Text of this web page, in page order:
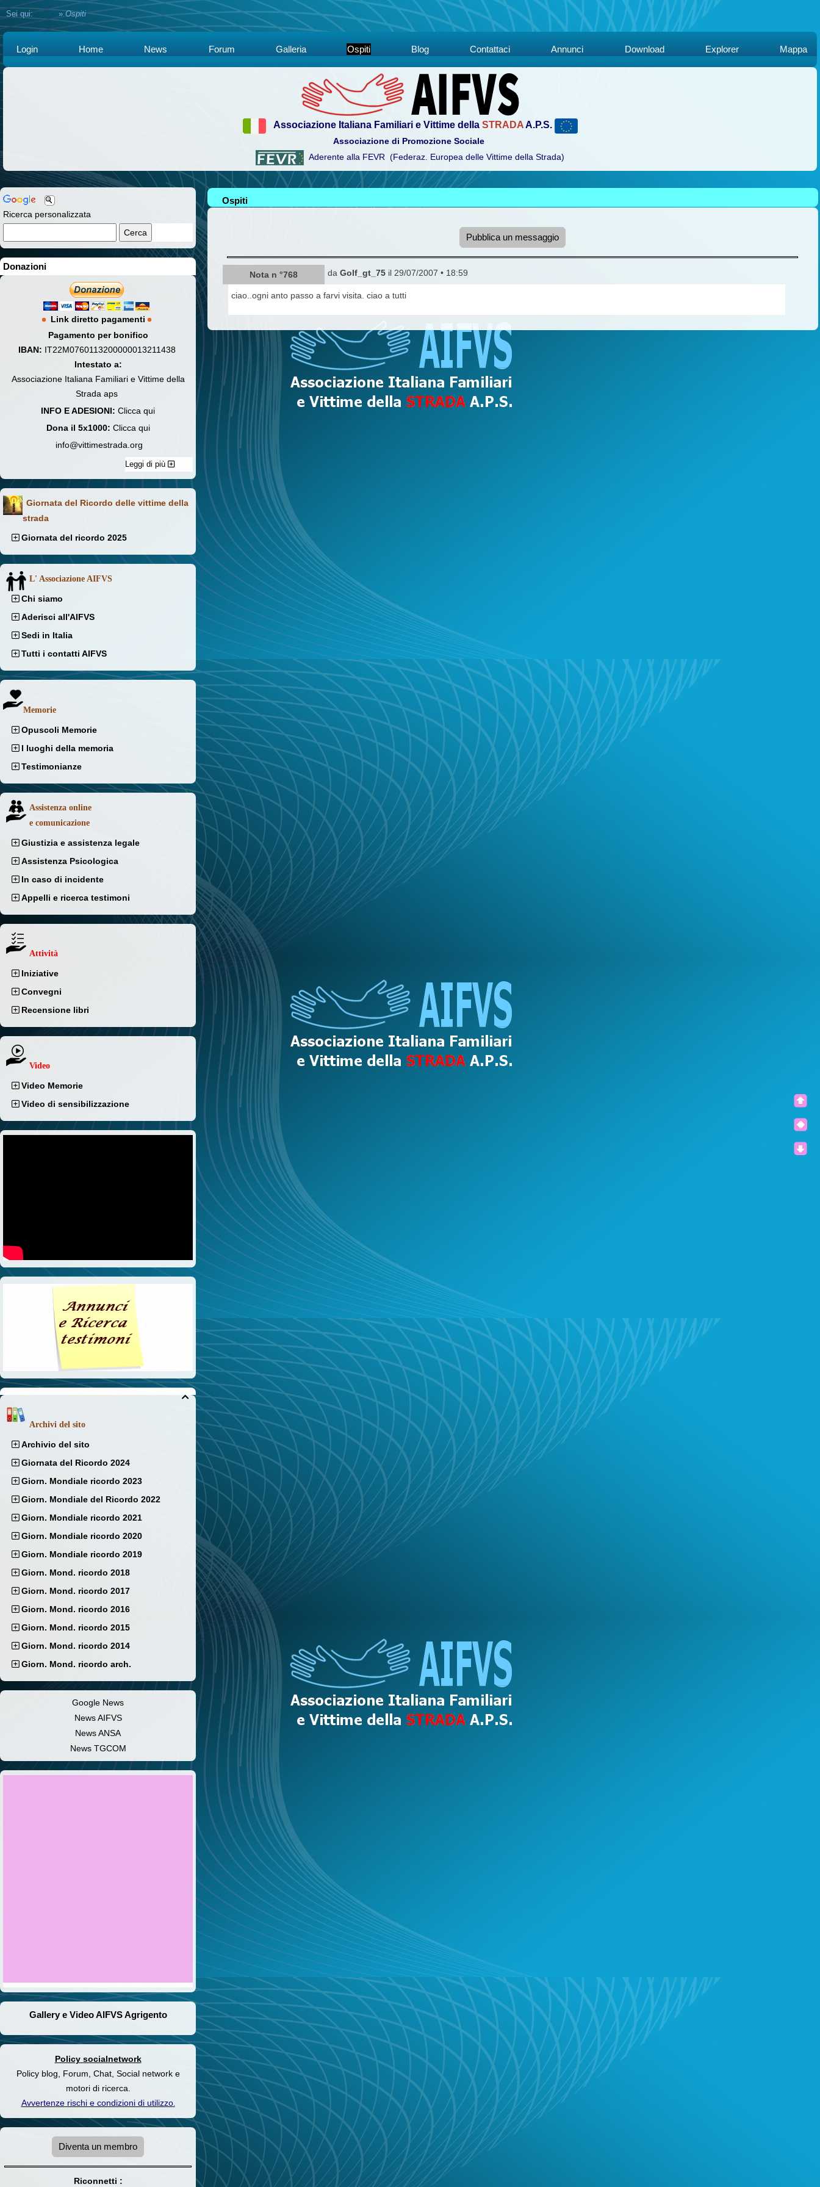
Sei qui:Home »Ospiti
Login Home News Forum Galleria Ospiti Blog Contattaci Annunci Download Explorer Mappa
Associazione Italiana Familiari e Vittime della STRADAA.P.S.
Associazione di Promozione Sociale
Aderente alla FEVR (Federaz. Europea delle Vittime della Strada)
Ricerca personalizzata
Donazioni
Link diretto pagamenti
Pagamento per bonifico
IBAN: IT22M0760113200000013211438
Intestato a:
Associazione Italiana Familiari e Vittime della
Strada aps
INFO E ADESIONI: Clicca qui
Dona il 5x1000: Clicca qui
info@vittimestrada.org
Leggi di più
Giornata del Ricordo delle vittime della
strada
Giornata del ricordo 2025
L' Associazione AIFVS
Chi siamo
Aderisci all'AIFVS
Sedi in Italia
Tutti i contatti AIFVS
Memorie
Opuscoli Memorie
I luoghi della memoria
Testimonianze
Assistenza online
e comunicazione
Giustizia e assistenza legale
Assistenza Psicologica
In caso di incidente
Appelli e ricerca testimoni
Attività
Iniziative
Convegni
Recensione libri
Video
Video Memorie
Video di sensibilizzazione

Archivi del sito
Archivio del sito
Giornata del Ricordo 2024
Giorn. Mondiale ricordo 2023
Giorn. Mondiale del Ricordo 2022
Giorn. Mondiale ricordo 2021
Giorn. Mondiale ricordo 2020
Giorn. Mondiale ricordo 2019
Giorn. Mond. ricordo 2018
Giorn. Mond. ricordo 2017
Giorn. Mond. ricordo 2016
Giorn. Mond. ricordo 2015
Giorn. Mond. ricordo 2014
Giorn. Mond. ricordo arch.
Google News
News AIFVS
News ANSA
News TGCOM
Gallery e Video AIFVS Agrigento
Policy socialnetwork
Policy blog, Forum, Chat, Social network e
motori di ricerca.
Avvertenze rischi e condizioni di utilizzo.
Diventa un membro
Riconnetti :
Ospiti
Pubblica un messaggio
Nota n °768 da Golf_gt_75il 29/07/2007 • 18:59
ciao..ogni anto passo a farvi visita. ciao a tutti